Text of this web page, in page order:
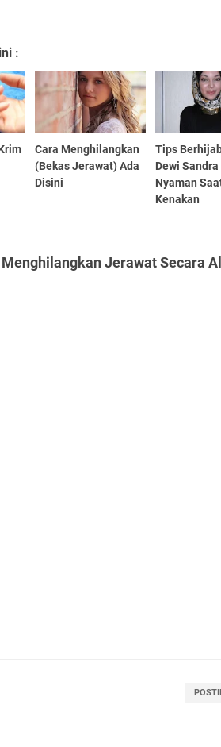
:
Cara Menghilangkan
(Bekas Jerawat) Ada
Disini
Tips
Dewi
Nyaman
Kenakan
Jerawat Secara